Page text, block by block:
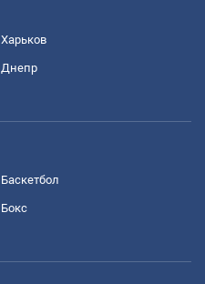
Харьков
Днепр
Баскетбол
Бокс